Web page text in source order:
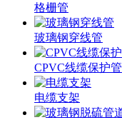
格栅管
玻璃钢穿线管
CPVC线缆保护管
电缆支架